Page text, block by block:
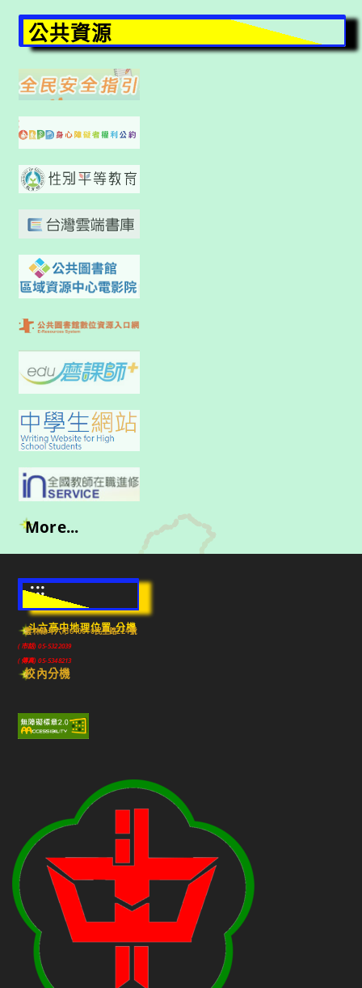
公共資源
More...
:::
斗六高中地理位置-分機
雲林縣斗六市640010民生路224號
(市話) 05-5322039
(傳真) 05-5348213
校內分機